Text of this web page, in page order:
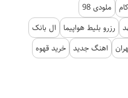
ملودی 98
رزرو بلیط هواپیما
ال بانک
اهنگ جدید خرید قهوه